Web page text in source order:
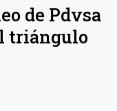
de Pdvsa
triángulo